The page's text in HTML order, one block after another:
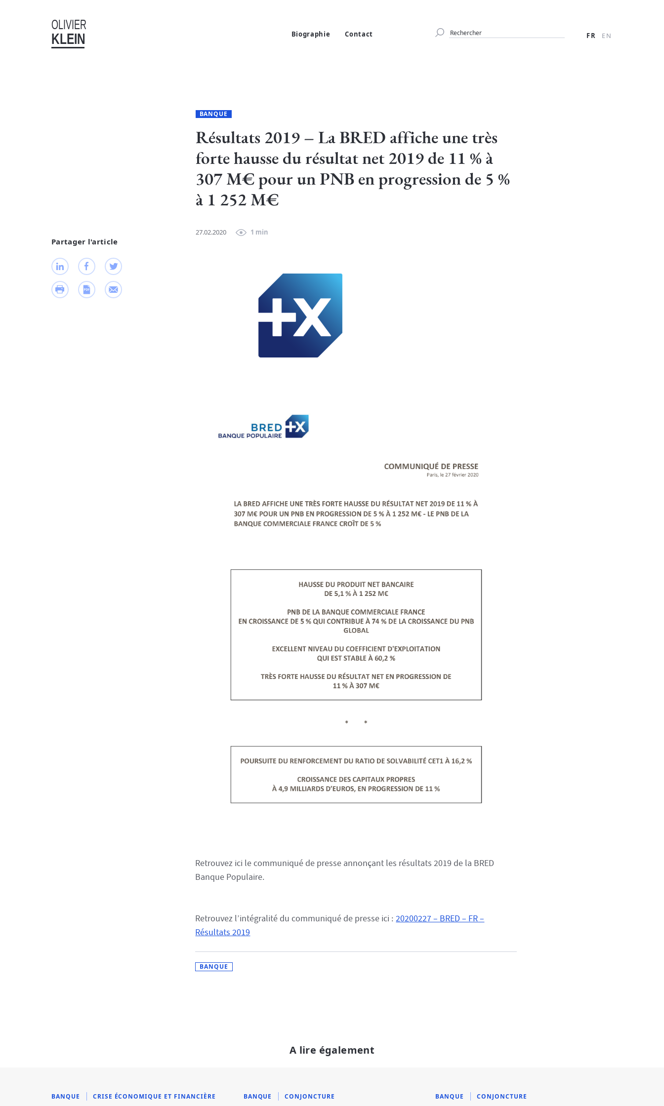
OLIVIER
KLEIN Biographie Contact FR EN
BANQUE
Résultats 2019 – La BRED affiche une très
forte hausse du résultat net 2019 de 11 % à
307 M€ pour un PNB en progression de 5 %
à 1 252 M€
27.02.2020 1 min
Partager l'article
Retrouvez ici le communiqué de presse annonçant les résultats 2019 de la BRED
Banque Populaire.
Retrouvez l’intégralité du communiqué de presse ici :20200227 – BRED – FR –
Résultats 2019
BANQUE
A lire également
BANQUE CRISE ÉCONOMIQUE ET FINANCIÈRE BANQUE CONJONCTURE BANQUE CONJONCTURE